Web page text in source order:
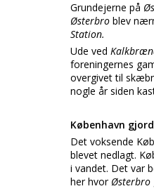
Grundejerne på
Østerbro blev
Station.
Ude ved
foreningernes
overgivet til
nogle år siden
København
Det voksende
blevet nedlagt.
i vandet. Det var
her hvor Østerbro